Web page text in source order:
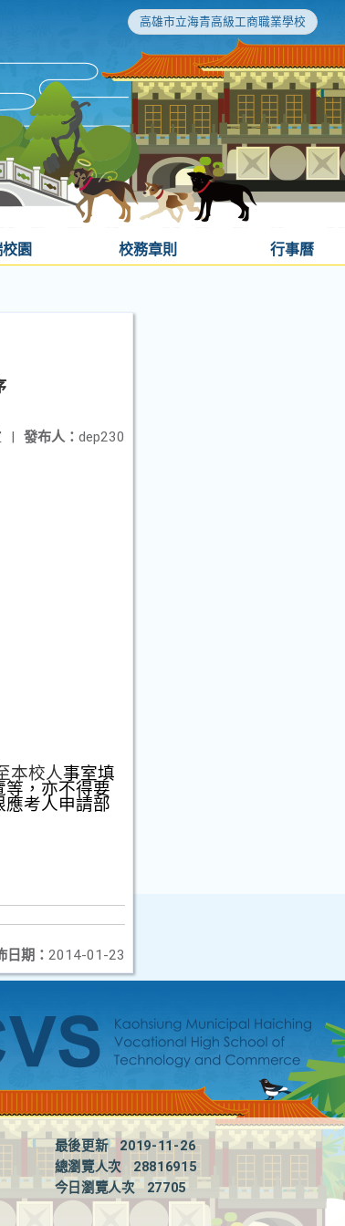
高雄市立海青高級工商職業學校
園 校務章則 行事曆
發布人： dep230
|
本校人事室填
等，亦不得要
應考人申請部
日期： 2014-01-23
最後更新
2019-11-26
總瀏覽人次
28816915
今日瀏覽人次
27705